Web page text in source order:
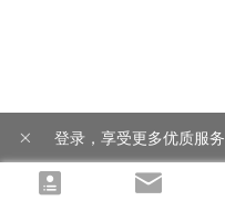
登录，享受更多优质服务